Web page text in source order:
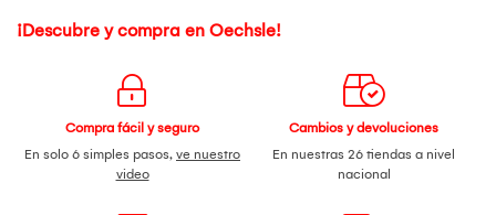
¡Descubre y compra en Oechsle!
Compra fácil y seguro
En solo 6 simples pasos, ve nuestro
video
Cambios y devoluciones
En nuestras 26 tiendas a nivel
nacional